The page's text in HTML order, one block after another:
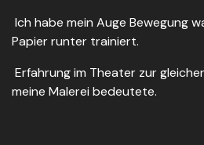
Ich habe mein Auge Bewegung
Papier runter trainiert.
Erfahrung im Theater zur
meine Malerei bedeutete.